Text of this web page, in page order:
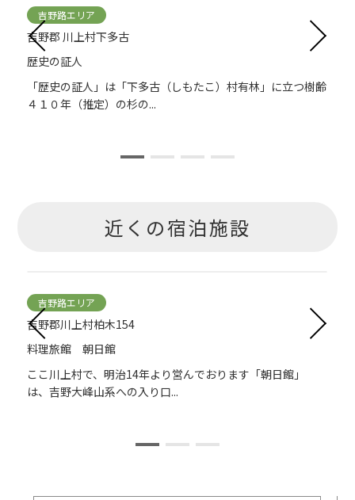
吉野路エリア
吉野郡 川上村下多古
歴史の証人
「歴史の証人」は「下多古（しもたこ）村有林」に立つ樹齢
４１０年（推定）の杉の...
近くの宿泊施設
吉野路エリア
吉野郡川上村柏木154
料理旅館 朝日館
ここ川上村で、明治14年より営んでおります「朝日館」
は、吉野大峰山系への入り口...